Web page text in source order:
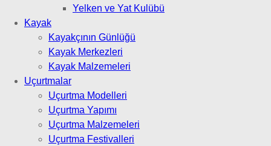
Yelken ve Yat Kulübü
Kayak
Kayakçının Günlüğü
Kayak Merkezleri
Kayak Malzemeleri
Uçurtmalar
Uçurtma Modelleri
Uçurtma Yapımı
Uçurtma Malzemeleri
Uçurtma Festivalleri